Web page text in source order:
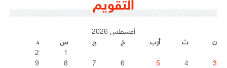
التقويم
أغسطس 2026
ن
ث أرب خ ج س
د
1
2
3
4
5
6
7
8
9